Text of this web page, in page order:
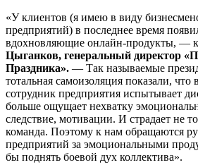
«У клиентов (я имею в виду
предприятий) в последнее время
вдохновляющие онлайн-продукты, —
Цыганков, генеральный директор
Праздника». — Так называемые
тотальная самоизоляция показали, что
сотрудник предприятия испытывает
больше ощущает нехватку
следствие, мотивации. И страдает не
команда. Поэтому к нам обращаются
предприятий за эмоциональными
бы поднять боевой дух коллектива».